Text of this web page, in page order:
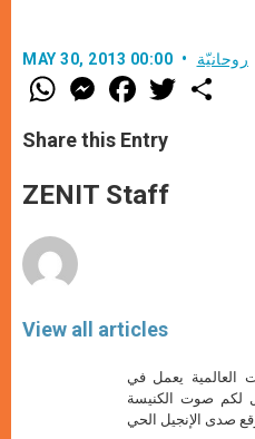
MAY 30, 2013 00:00 روحانيّة
W
h
t
s
p
p
M
e
s
e
g
e
F
a
e
b
o
k
w
Share this Entry
ZENIT Staff
View all articles
العالمية يعمل في
لكم صوت الكنيسة